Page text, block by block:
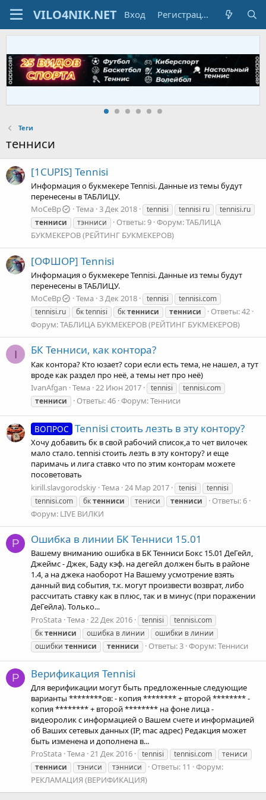
Вход Регистрация
Теги
тенниси
[1CUPIS] Tennisi
Информация о букмекере Tennisi. Данные из темы будут
перенесены в ТАБЛИЦУ.
MoCeBp
Тема 3 Дек 2018 tennisi tennisi ru
tennisi.ru
тенниси
тэнниси Ответы: 9 Форум:ТАБЛИЦА
БУКМЕКЕРОВ (РЕЙТИНГ БУКМЕКЕРОВ)
[ОФШОР] Tennisi
Информация о букмекере Tennisi. Данные из темы будут
перенесены в ТАБЛИЦУ.
MoCeBp
Тема 3 Дек 2018 tennisi
tennisi.com
tennisi.ru
бк tennisi бктенниси тенниси
Ответы: 42
Форум:ТАБЛИЦА БУКМЕКЕРОВ (РЕЙТИНГ БУКМЕКЕРОВ)
I БК Тенниси, как контора?
Как контора? Кто юзает? сори если есть тема, не нашел, а тут
вроде как раздел про неё, а темы нет про неё)
IvanAfgan Тема 22 Июн 2017 tennisi
tennisi.com
тенниси
Ответы: 46 Форум:Тенниси
ВОПРОС Tennisi стоить лезть в эту контору?
Хочу добавить бк в свой рабочий список,а то чет вилочек
мало стало. tennisi стоить лезть в эту контору? и еще
паримачь и лига ставко что по этим конторам можете
посоветовать
kirill.slavgorodskiy Тема 24 Мар 2017 tenisi
tennisi
tennisi.com
бктенниси тениси тенниси
Ответы: 6
Форум: LIVE ВИЛКИ
P Ошибка в линии БК Тенниси 15.01
Вашему вниманию ошибка в БК Тенниси Бокс 15.01 ДеГейл,
Джеймс - Джек, Баду кэф. на дегейл должен быть в районе
1.4, а на джека наоборот На Вашему усмотрение взять
данный вид события, т.к. могут произвести возврат, либо
рассчитать ставку как в плюс, так и в минус (при поражении
ДеГейла). Только...
ProStata Тема 22 Дек 2016 tennisi
tennisi.com
бктенниси ошибка в линии
ошибки в линии
ошибки тенниси тенниси Ответы: 3 Форум:Тенниси
P Верификация Tennisi
Для верификации могут быть предложенные следующие
варианты ********ов: - копия ******** + второй ******** -
копия ******** + второй ******** на фоне лица -
видеоролик с информацией о Вашем счете и информацией
об Ваших сетевых данных (IP, mac адрес) Редакция может
быть изменена и дополнена в...
ProStata Тема 21 Дек 2016 tennisi tennisi.com
тениси
тенниси
тэниси тэнниси Ответы: 11
Форум:
РЕКЛАМАЦИЯ (ВЕРИФИКАЦИЯ)